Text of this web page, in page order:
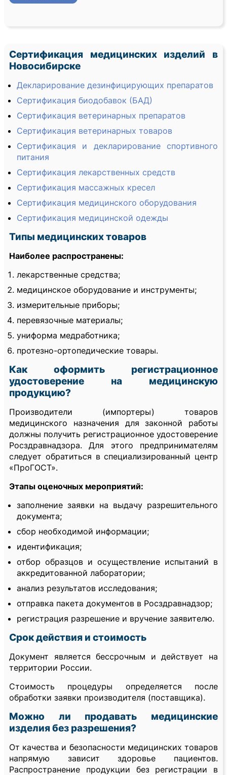
Сертификация медицинских изделий в
Новосибирске
Декларирование дезинфицирующих препаратов
Сертификация биодобавок (БАД)
Сертификация ветеринарных препаратов
Сертификация ветеринарных товаров
Сертификация и декларирование спортивного
питания
Сертификация лекарственных средств
Сертификация массажных кресел
Сертификация медицинского оборудования
Сертификация медицинской одежды
Типы медицинских товаров
Наиболее распространены:
лекарственные средства;
медицинское оборудование и инструменты;
измерительные приборы;
перевязочные материалы;
униформа медработника;
протезно-ортопедические товары.
Как оформить регистрационное
удостоверение на медицинскую
продукцию?
Производители (импортеры) товаров
медицинского назначения для законной работы
должны получить регистрационное удостоверение
Росздравнадзора. Для этого предпринимателям
следует обратиться в специализированный центр
«ПроГОСТ».
Этапы оценочных мероприятий:
заполнение заявки на выдачу разрешительного
документа;
сбор необходимой информации;
идентификация;
отбор образцов и осуществление испытаний в
аккредитованной лаборатории;
анализ результатов исследования;
отправка пакета документов в Росздравнадзор;
регистрация разрешение и вручение заявителю.
Срок действия и стоимость
Документ является бессрочным и действует на
территории России.
Стоимость процедуры определяется после
обработки заявки производителя (поставщика).
Можно ли продавать медицинские
изделия без разрешения?
От качества и безопасности медицинских товаров
напрямую зависит здоровье пациентов.
Распространение продукции без регистрации в